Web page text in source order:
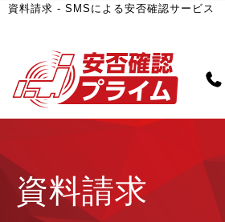
資料請求 - SMSによる安否確認サービス
資料請求